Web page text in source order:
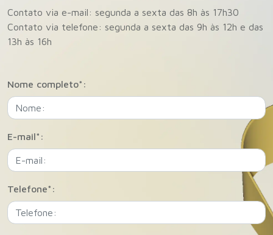
Contato via e-mail: segunda a sexta das 8h às 17h30
Contato via telefone: segunda a sexta das 9h às 12h e das
13h às 16h
Nome completo*:
E-mail*:
Telefone*: